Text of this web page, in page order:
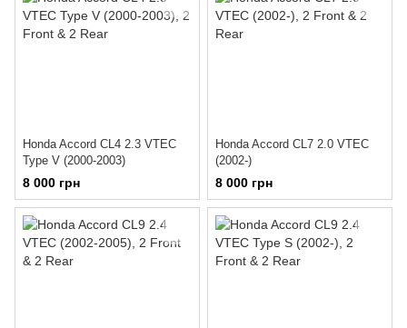
Honda Accord CL4 2.3 VTEC
Type V (2000-2003)
8 000 грн
Honda Accord CL7 2.0 VTEC
(2002-)
8 000 грн